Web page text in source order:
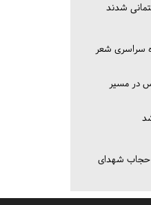
شدند
سراسری شعر
در مسیر
حجاب شهدای